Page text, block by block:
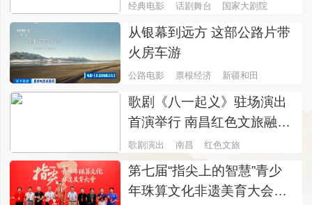
经典电影 话剧舞台 国家大剧院
从银幕到远方 这部公路片带
火房车游
公路电影 票根经济 新疆和田
歌剧《八一起义》驻场演出
首演举行 南昌红色文旅融合
添新名片
歌剧演出 南昌 红色文旅
第七届“指尖上的智慧”青少
年珠算文化非遗美育大会在